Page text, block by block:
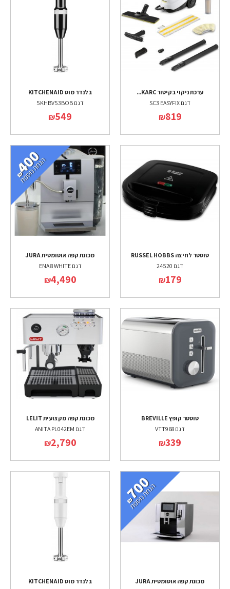
ערכת ניקוי בקיטור KARC...
דגם SC3 EASYFIX
₪819
בלנדר מוט KITCHENAID
דגם 5KHBV53BOB
₪549
טוסטר לחיצה RUSSEL HOBBS
דגם 24520
₪179
מכונת קפה אוטומטית JURA
דגם ENA 8 WHITE
₪4,490
טוסטר קופץ BREVILLE
דגם VTT968
₪339
מכונת קפה מקצועית LELIT
דגם ANITA PL042EM
₪2,790
מכונת קפה אוטומטית JURA
בלנדר מוט KITCHENAID